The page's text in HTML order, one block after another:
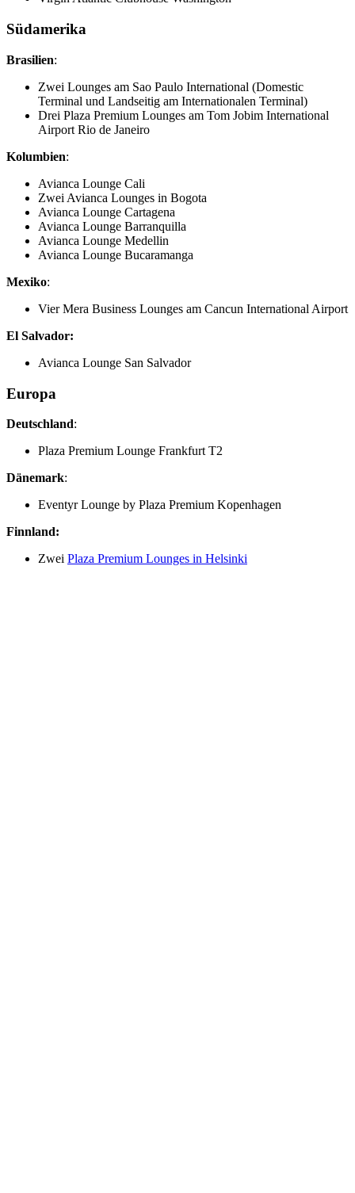
Südamerika
Brasilien:
Zwei Lounges am Sao Paulo International (Domestic
Terminal und Landseitig am Internationalen Terminal)
Drei Plaza Premium Lounges am Tom Jobim International
Airport Rio de Janeiro
Kolumbien:
Avianca Lounge Cali
Zwei Avianca Lounges in Bogota
Avianca Lounge Cartagena
Avianca Lounge Barranquilla
Avianca Lounge Medellin
Avianca Lounge Bucaramanga
Mexiko:
Vier Mera Business Lounges am Cancun International Airport
El Salvador:
Avianca Lounge San Salvador
Europa
Deutschland:
Plaza Premium Lounge Frankfurt T2
Dänemark:
Eventyr Lounge by Plaza Premium Kopenhagen
Finnland:
Zwei Plaza Premium Lounges in Helsinki